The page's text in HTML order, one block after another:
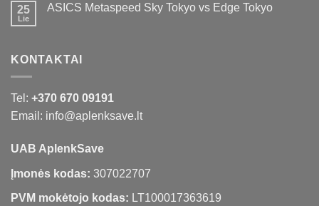
25
Lie
ASICS Metaspeed Sky Tokyo vs Edge Tokyo
KONTAKTAI
Tel: +370 670 09191
Email: info@aplenksave.lt
UAB AplenkSave
Įmonės kodas: 307022707
PVM mokėtojo kodas: LT100017363619